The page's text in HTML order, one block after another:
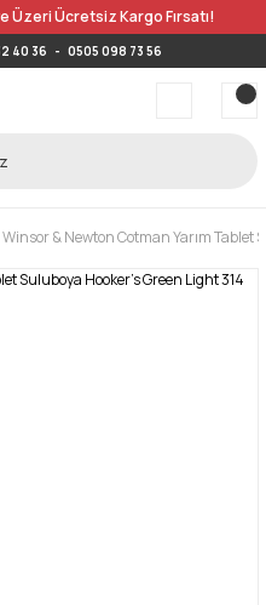
Üzeri Ücretsiz Kargo Fırsatı!
40 36 - 0505 098 73 56
Winsor & Newton Cotman Yarım Tablet